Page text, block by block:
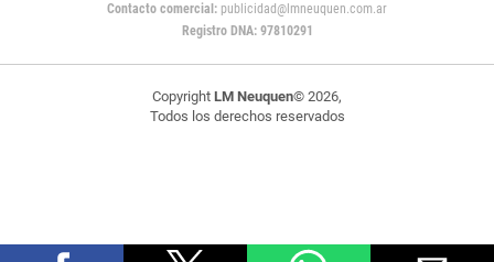
Contacto comercial: publicidad@lmneuquen.com.ar
Registro DNA: 97810291
Copyright LM Neuquen© 2026,
Todos los derechos reservados